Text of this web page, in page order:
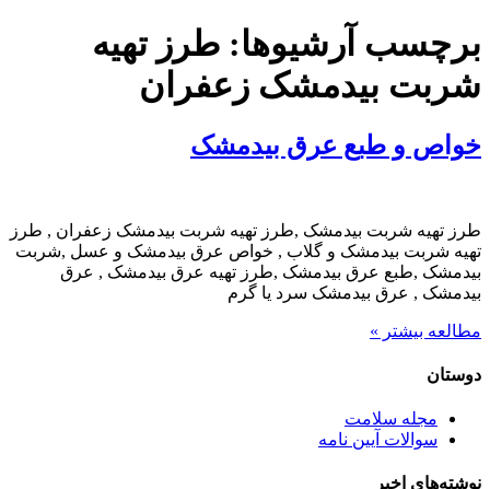
برچسب آرشیوها: طرز تهیه
شربت بیدمشک زعفران
خواص و طبع عرق بیدمشک
طرز تهیه شربت بیدمشک ,طرز تهیه شربت بیدمشک زعفران , طرز
تهیه شربت بیدمشک و گلاب , خواص عرق بیدمشک و عسل ,شربت
بیدمشک ,طبع عرق بیدمشک ,طرز تهیه عرق بیدمشک , عرق
بیدمشک , عرق بیدمشک سرد یا گرم
مطالعه بیشتر »
دوستان
مجله سلامت
سوالات آیین نامه
نوشته‌های اخیر